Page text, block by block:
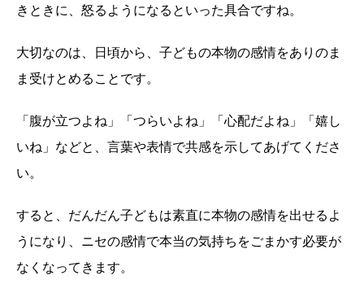
きときに、怒るようになるといった具合ですね。
大切なのは、日頃から、子どもの本物の感情をありのま
ま受けとめることです。
「腹が立つよね」「つらいよね」「心配だよね」「嬉し
いね」などと、言葉や表情で共感を示してあげてくださ
い。
すると、だんだん子どもは素直に本物の感情を出せるよ
うになり、ニセの感情で本当の気持ちをごまかす必要が
なくなってきます。